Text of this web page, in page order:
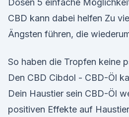
Dosen 5 einfache
CBD kann dabei helfen Zu
Ängsten führen, die
So haben die Tropfen keine
Den CBD Cibdol - CBD-Öl
Dein Haustier sein CBD-Öl
positiven Effekte auf